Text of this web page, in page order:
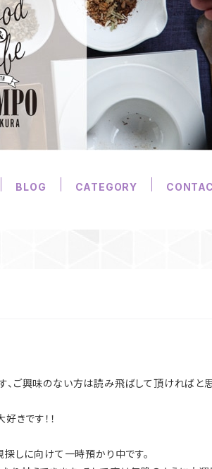
BLOG CATEGORY
ご興味のない方は読み飛ばして頂ければと
きです！！
しに向けて一時預かり中です。